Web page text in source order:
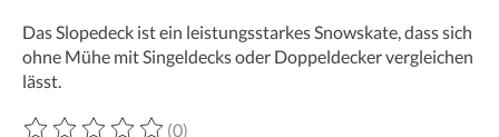
Das Slopedeck ist ein leistungsstarkes Snowskate, dass sich
ohne Mühe mit Singeldecks oder Doppeldecker vergleichen
lässt.
(0)